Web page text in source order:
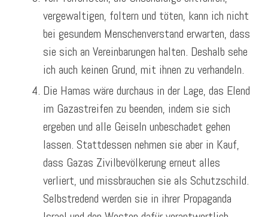
vergewaltigen, foltern und töten, kann ich nicht
bei gesundem Menschenverstand erwarten, dass
sie sich an Vereinbarungen halten. Deshalb sehe
ich auch keinen Grund, mit ihnen zu verhandeln.
Die Hamas wäre durchaus in der Lage, das Elend
im Gazastreifen zu beenden, indem sie sich
ergeben und alle Geiseln unbeschadet gehen
lassen. Stattdessen nehmen sie aber in Kauf,
dass Gazas Zivilbevölkerung erneut alles
verliert, und missbrauchen sie als Schutzschild.
Selbstredend werden sie in ihrer Propaganda